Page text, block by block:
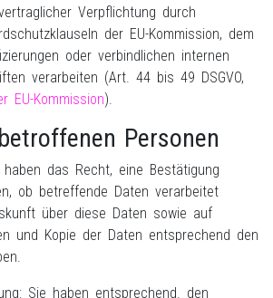
Verpflichtung durch
der EU-Kommission, dem
oder verbindlichen internen
verarbeiten (Art. 44 bis 49 DSGVO,
EU-Kommission).
Personen
das Recht, eine Bestätigung
ob betreffende Daten verarbeitet
über diese Daten sowie auf
und Kopie der Daten entsprechend den
Sie haben entsprechend. den